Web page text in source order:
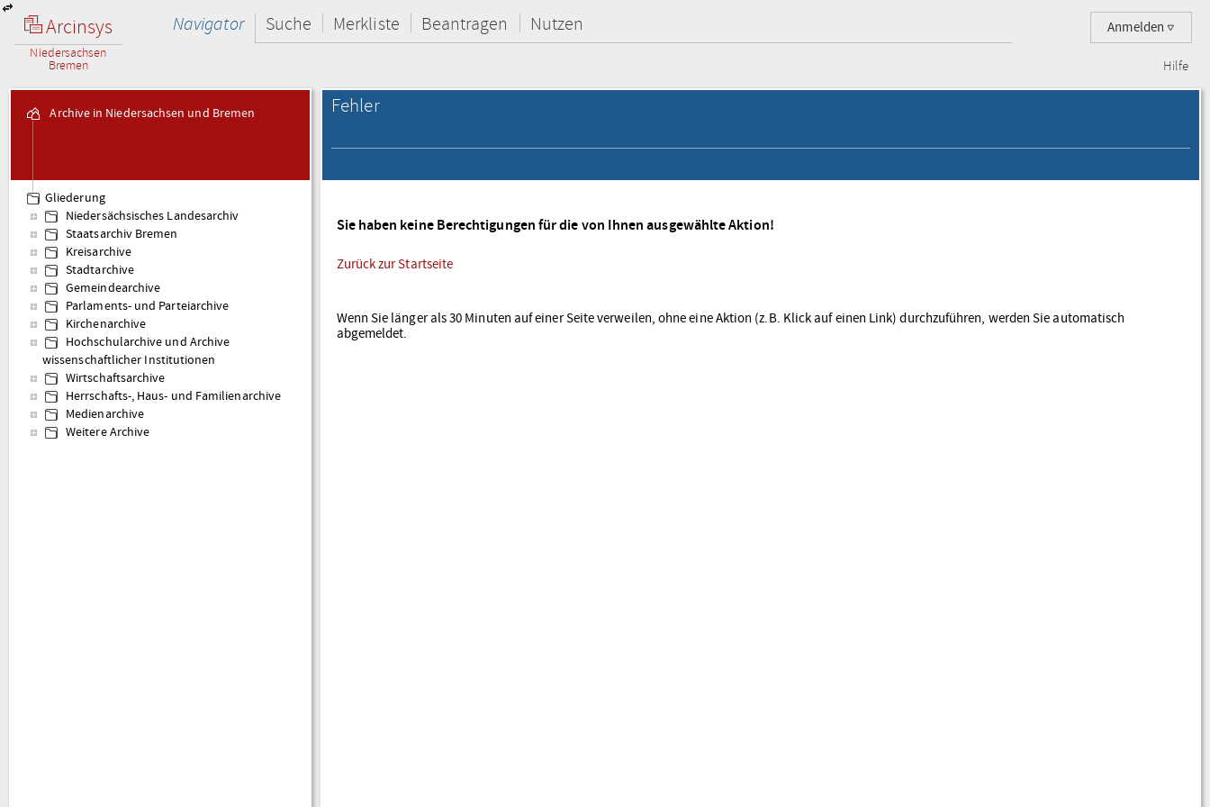
Arcinsys
Niedersachsen
Bremen
Anmelden
Navigator Suche Merkliste Beantragen Nutzen
Hilfe
Archive in Niedersachsen und Bremen
Gliederung
Niedersächsisches Landesarchiv
Staatsarchiv Bremen
Kreisarchive
Stadtarchive
Gemeindearchive
Parlaments- und Parteiarchive
Kirchenarchive
Hochschularchive und Archive
wissenschaftlicher Institutionen
Wirtschaftsarchive
Herrschafts-, Haus- und Familienarchive
Medienarchive
Weitere Archive
Fehler
Sie haben keine Berechtigungen für die von Ihnen ausgewählte Aktion!
Zurück zur Startseite
Wenn Sie länger als 30 Minuten auf einer Seite verweilen, ohne eine Aktion (z.B. Klick auf einen Link) durchzuführen, werden Sie automatisch
abgemeldet.